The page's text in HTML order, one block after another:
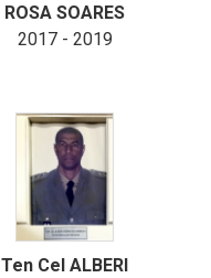
ROSA SOARES
2017 - 2019
Ten Cel ALBERI